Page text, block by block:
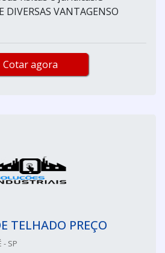
DIVERSAS VANTAGENSO
Cotar agora
TELHADO PREÇO
- SP